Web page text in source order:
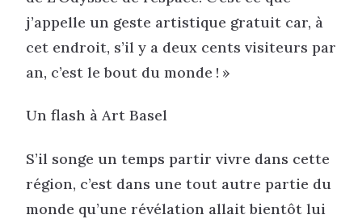
j’appelle un geste artistique gratuit car, à
cet endroit, s’il y a deux cents visiteurs par
an, c’est le bout du monde ! »
Un flash à Art Basel
S’il songe un temps partir vivre dans cette
région, c’est dans une tout autre partie du
monde qu’une révélation allait bientôt lui